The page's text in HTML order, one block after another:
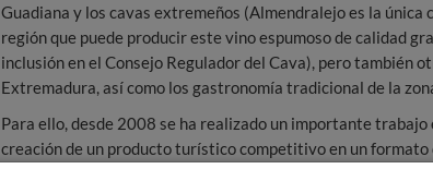
Guadiana y los cavas extremeños (Almendralejo es la única
región que puede producir este vino espumoso de calidad
inclusión en el Consejo Regulador del Cava), pero también
Extremadura, así como los gastronomía tradicional de la
Para ello, desde 2008 se ha realizado un importante trabajo
creación de un producto turístico competitivo en un formato